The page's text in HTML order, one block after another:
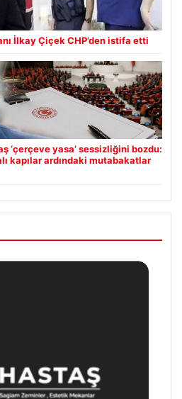
İlkay Çiçek CHP’den istifa etti
‘çerçeve yasa’ sessizliğini bozdu:
kapılar ardındaki mutabakatlar